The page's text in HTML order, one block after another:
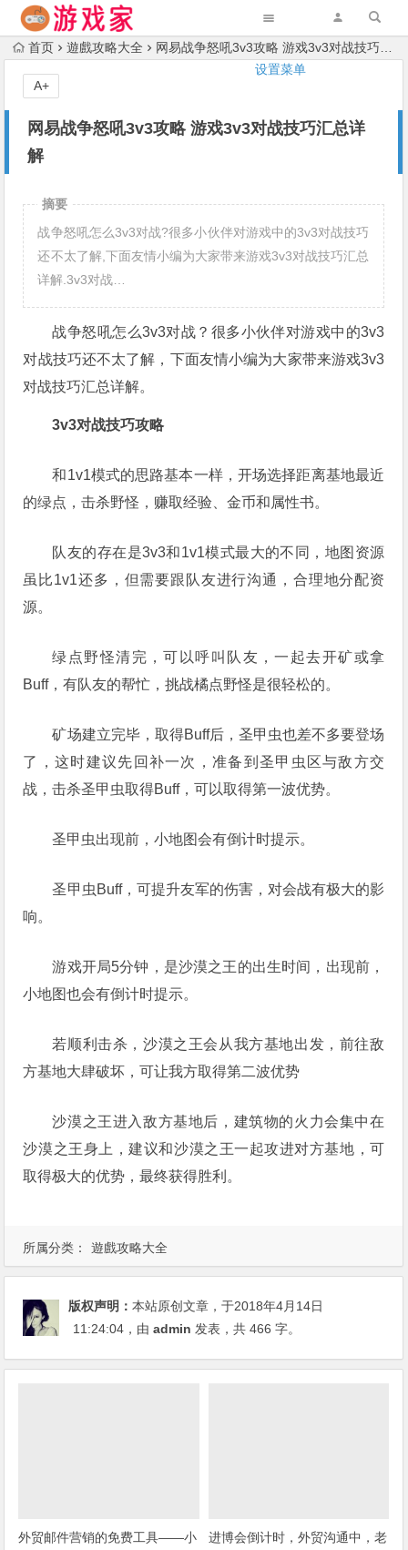
设置菜单
首页 遊戲攻略大全 网易战争怒吼3v3攻略 游戏3v3对战技巧汇总详解
网易战争怒吼3v3攻略 游戏3v3对战技巧汇总详
解
A+
所属分类： 遊戲攻略大全
摘要
战争怒吼怎么3v3对战?很多小伙伴对游戏中的3v3对战技巧
还不太了解,下面友情小编为大家带来游戏3v3对战技巧汇总
详解.3v3对战…
战争怒吼怎么3v3对战？很多小伙伴对游戏中的3v3
对战技巧还不太了解，下面友情小编为大家带来游戏3v3
对战技巧汇总详解。
3v3对战技巧攻略
和1v1模式的思路基本一样，开场选择距离基地最近
的绿点，击杀野怪，赚取经验、金币和属性书。
队友的存在是3v3和1v1模式最大的不同，地图资源
虽比1v1还多，但需要跟队友进行沟通，合理地分配资
源。
绿点野怪清完，可以呼叫队友，一起去开矿或拿
Buff，有队友的帮忙，挑战橘点野怪是很轻松的。
矿场建立完毕，取得Buff后，圣甲虫也差不多要登场
了，这时建议先回补一次，准备到圣甲虫区与敌方交
战，击杀圣甲虫取得Buff，可以取得第一波优势。
圣甲虫出现前，小地图会有倒计时提示。
圣甲虫Buff，可提升友军的伤害，对会战有极大的影
响。
游戏开局5分钟，是沙漠之王的出生时间，出现前，
小地图也会有倒计时提示。
若顺利击杀，沙漠之王会从我方基地出发，前往敌
方基地大肆破坏，可让我方取得第二波优势
沙漠之王进入敌方基地后，建筑物的火力会集中在
沙漠之王身上，建议和沙漠之王一起攻进对方基地，可
取得极大的优势，最终获得胜利。
版权声明：本站原创文章，于2018年4月14日
11:24:04 ，由admin 发表，共 466 字。
外贸邮件营销的免费工具——小
进博会倒计时，外贸沟通中，老